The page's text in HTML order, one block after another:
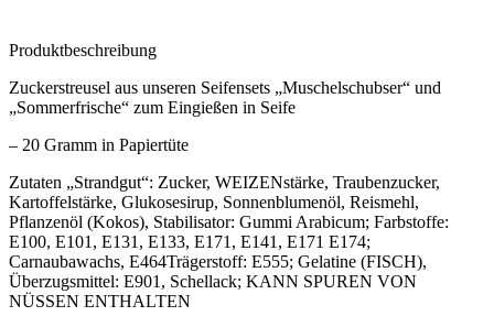
Produktbeschreibung
Zuckerstreusel aus unseren Seifensets „Muschelschubser“ und
„Sommerfrische“ zum Eingießen in Seife
– 20 Gramm in Papiertüte
Zutaten „Strandgut“: Zucker, WEIZENstärke, Traubenzucker,
Kartoffelstärke, Glukosesirup, Sonnenblumenöl, Reismehl,
Pflanzenöl (Kokos), Stabilisator: Gummi Arabicum; Farbstoffe:
E100, E101, E131, E133, E171, E141, E171 E174;
Carnaubawachs, E464Trägerstoff: E555; Gelatine (FISCH),
Überzugsmittel: E901, Schellack; KANN SPUREN VON
NÜSSEN ENTHALTEN